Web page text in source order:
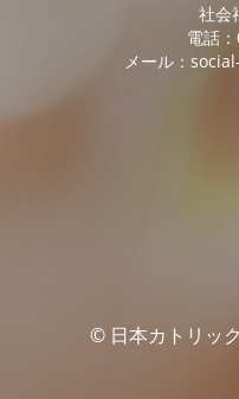
社会
電話
メール：
© 日本カトリッ